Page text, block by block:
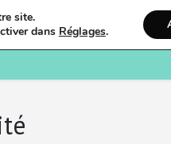
Bienvenue
site.
dans Réglages.